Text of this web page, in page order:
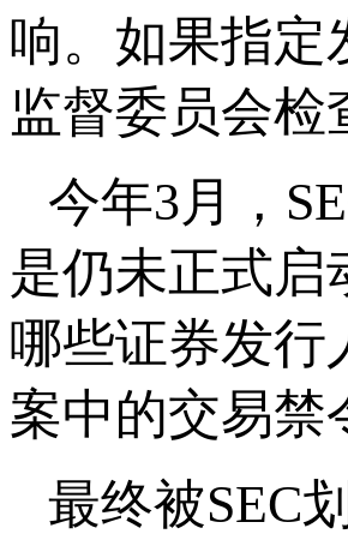
响。如果指定
监督委员会检
今年3月，
是仍未正式启
哪些证券发行
案中的交易禁
最终被SEC